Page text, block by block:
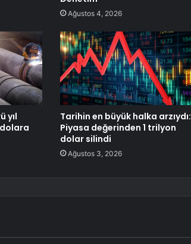
Ağustos 4, 2026
yıl
Tarihin en büyük halka arzıydı:
Piyasa değerinden 1 trilyon
dolar silindi
Ağustos 3, 2026